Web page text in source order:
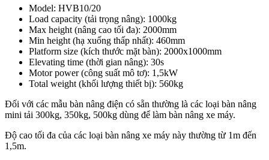
Model: HVB10/20
Load capacity (tải trọng nâng): 1000kg
Max height (nâng cao tối đa): 2000mm
Min height (hạ xuống thấp nhất): 460mm
Platform size (kích thước mặt bàn): 2000x1000mm
Elevating time (thời gian nâng): 30s
Motor power (công suất mô tơ): 1,5kW
Total weight (khối lượng thiết bị): 560kg
Đối với các mẫu bàn nâng điện có sẵn thường là các loại bàn nâng
mini tải 300kg, 350kg, 500kg dùng để làm bàn nâng xe máy.
Độ cao tối đa của các loại bàn nâng xe máy này thường từ 1m đến
1,5m.